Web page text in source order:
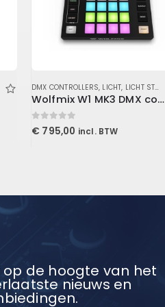
DMX CONTROLLERS, LICHT, LICHT STURING
Wolfmix W1 MK3 DMX controller
0out of 5
€ 795,00 incl. BTW
op de hoogte van het
nieuws en